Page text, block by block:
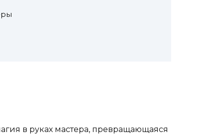
в руках мастера, превращающаяся